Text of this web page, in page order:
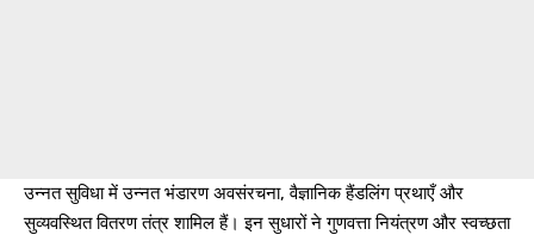
उन्नत सुविधा में उन्नत भंडारण अवसंरचना, वैज्ञानिक हैंडलिंग प्रथाएँ और
सुव्यवस्थित वितरण तंत्र शामिल हैं। इन सुधारों ने गुणवत्ता नियंत्रण और स्वच्छता